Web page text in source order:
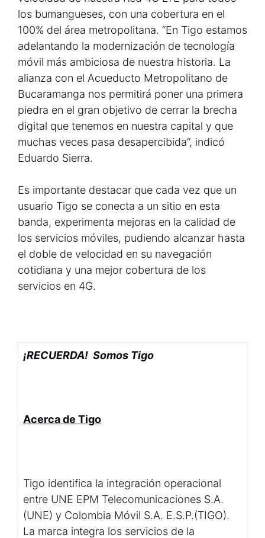
los bumangueses, con una cobertura en el
100% del área metropolitana. “En Tigo estamos
adelantando la modernización de tecnología
móvil más ambiciosa de nuestra historia. La
alianza con el Acueducto Metropolitano de
Bucaramanga nos permitirá poner una primera
piedra en el gran objetivo de cerrar la brecha
digital que tenemos en nuestra capital y que
muchas veces pasa desapercibida”, indicó
Eduardo Sierra.
Es importante destacar que cada vez que un
usuario Tigo se conecta a un sitio en esta
banda, experimenta mejoras en la calidad de
los servicios móviles, pudiendo alcanzar hasta
el doble de velocidad en su navegación
cotidiana y una mejor cobertura de los
servicios en 4G.
¡RECUERDA! Somos Tigo
Acerca de Tigo
Tigo identifica la integración operacional
entre UNE EPM Telecomunicaciones S.A.
(UNE) y Colombia Móvil S.A. E.S.P.(TIGO).
La marca integra los servicios de la